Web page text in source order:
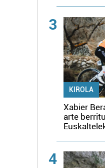
3
KIROLA
Xabier
arte
4